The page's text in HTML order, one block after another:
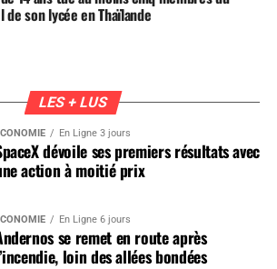
de son lycée en Thaïlande
LES + LUS
En Ligne 3 jours
dévoile ses premiers résultats avec
action à moitié prix
En Ligne 6 jours
se remet en route après
loin des allées bondées